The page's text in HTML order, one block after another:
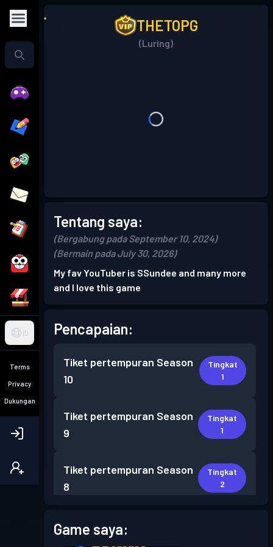
ID
Terms
Privacy
Dukungan
THETOPG
(Luring)
Tentang saya:
(Bergabung pada September 10, 2024)
(Bermain pada July 30, 2026)
My fav YouTuber is SSundee and many more
and I love this game
Pencapaian:
Tiket pertempuran Season
10
Tingkat
1
Tiket pertempuran Season
9
Tingkat
1
Tiket pertempuran Season
8
Tingkat
2
Game saya: